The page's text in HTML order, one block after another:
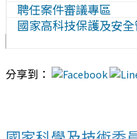
聘任案件審議專區
國家高科技保護及安
分享到：